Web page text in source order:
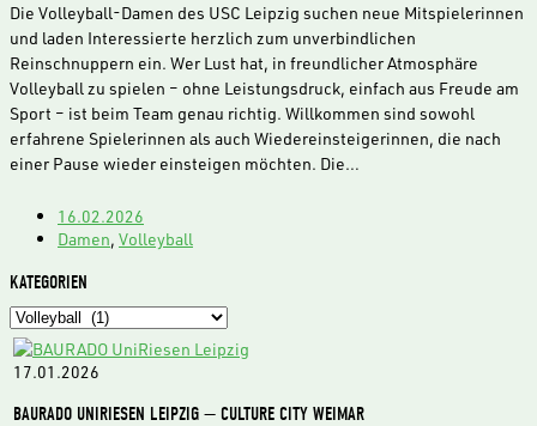
Die Volleyball-Damen des USC Leipzig suchen neue Mitspielerinnen
und laden Interessierte herzlich zum unverbindlichen
Reinschnuppern ein. Wer Lust hat, in freundlicher Atmosphäre
Volleyball zu spielen – ohne Leistungsdruck, einfach aus Freude am
Sport – ist beim Team genau richtig. Willkommen sind sowohl
erfahrene Spielerinnen als auch Wiedereinsteigerinnen, die nach
einer Pause wieder einsteigen möchten. Die…
16.02.2026
Damen, Volleyball
KATEGORIEN
Kategorien
17.01.2026
BAURADO UNIRIESEN LEIPZIG — CULTURE CITY WEIMAR